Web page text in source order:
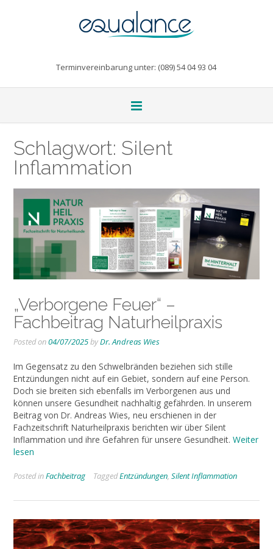
Terminvereinbarung unter: (089) 54 04 93 04
Schlagwort: Silent
Inflammation
„Verborgene Feuer“ –
Fachbeitrag Naturheilpraxis
Posted on04/07/2025byDr. Andreas Wies
Im Gegensatz zu den Schwelbränden beziehen sich stille
Entzündungen nicht auf ein Gebiet, sondern auf eine Person.
Doch sie breiten sich ebenfalls im Verborgenen aus und
können unsere Gesundheit nachhaltig gefährden. In unserem
Beitrag von Dr. Andreas Wies, neu erschienen in der
Fachzeitschrift Naturheilpraxis berichten wir über Silent
Inflammation und ihre Gefahren für unsere Gesundheit. Weiter
lesen
Posted inFachbeitrag TaggedEntzündungen, Silent Inflammation